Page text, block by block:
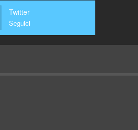
Twitter
Seguici